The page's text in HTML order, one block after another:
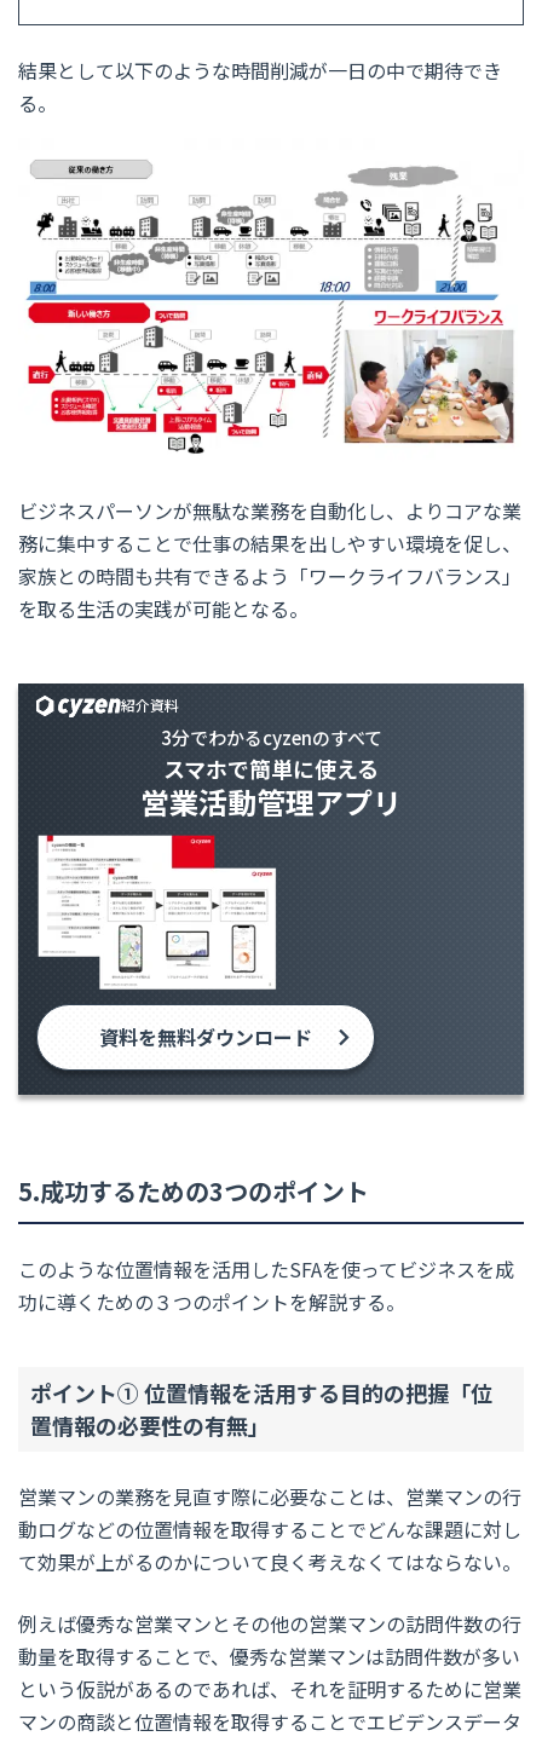
結果として以下のような時間削減が一日の中で期待でき
る。
ビジネスパーソンが無駄な業務を自動化し、よりコアな業
務に集中することで仕事の結果を出しやすい環境を促し、
家族との時間も共有できるよう「ワークライフバランス」
を取る生活の実践が可能となる。
紹介資料
3分でわかるcyzenのすべて
スマホで簡単に使える
営業活動管理アプリ
資料を無料ダウンロード
5.成功するための3つのポイント
このような位置情報を活用したSFAを使ってビジネスを成
功に導くための３つのポイントを解説する。
ポイント① 位置情報を活用する目的の把握「位
置情報の必要性の有無」
営業マンの業務を見直す際に必要なことは、営業マンの行
動ログなどの位置情報を取得することでどんな課題に対し
て効果が上がるのかについて良く考えなくてはならない。
例えば優秀な営業マンとその他の営業マンの訪問件数の行
動量を取得することで、優秀な営業マンは訪問件数が多い
という仮説があるのであれば、それを証明するために営業
マンの商談と位置情報を取得することでエビデンスデータ